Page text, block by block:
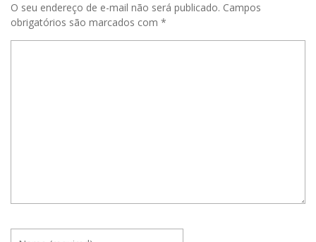
O seu endereço de e-mail não será publicado. Campos
obrigatórios são marcados com *